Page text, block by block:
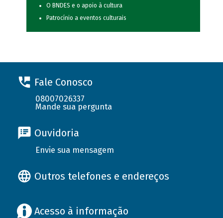
O BNDES e o apoio à cultura
Patrocínio a eventos culturais
Fale Conosco
08007026337
Mande sua pergunta
Ouvidoria
Envie sua mensagem
Outros telefones e endereços
Acesso à informação